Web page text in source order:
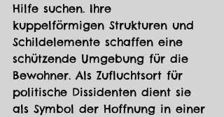
Hilfe suchen. Ihre
kuppelförmigen Strukturen und
Schildelemente schaffen eine
schützende Umgebung für die
Bewohner. Als Zufluchtsort für
politische Dissidenten dient sie
als Symbol der Hoffnung in einer